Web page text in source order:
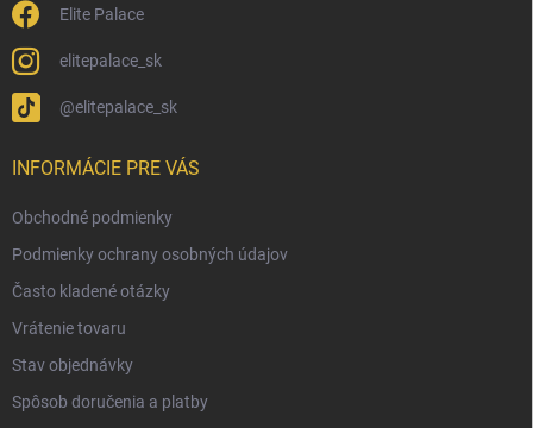
Elite Palace
elitepalace_sk
@elitepalace_sk
INFORMÁCIE PRE VÁS
Obchodné podmienky
Podmienky ochrany osobných údajov
Často kladené otázky
Vrátenie tovaru
Stav objednávky
Spôsob doručenia a platby